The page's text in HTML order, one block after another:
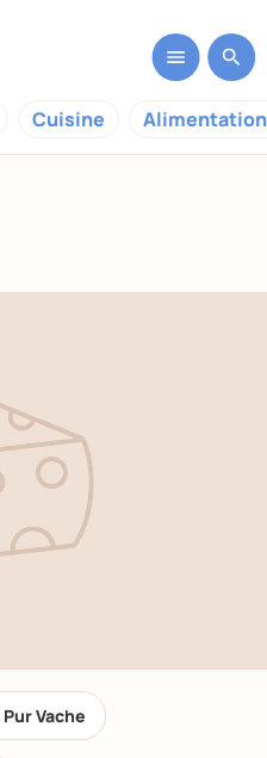
Cuisine
Pur Vache